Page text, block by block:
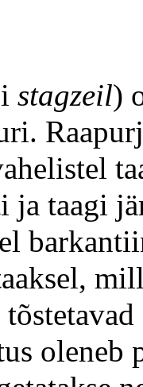
stagzeil)
.
ja taagi
oleneb